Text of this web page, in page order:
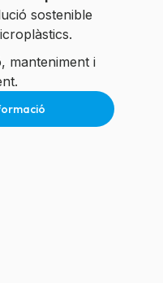
sostenible
manteniment i